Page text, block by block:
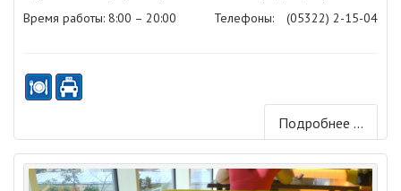
Время работы: 8:00 – 20:00
Телефоны:
(05322) 2-15-04
Подробнее ...